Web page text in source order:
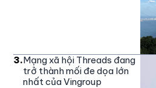
3.Mạng xã hội Threads đang
trở thành mối đe dọa lớn
nhất của Vingroup